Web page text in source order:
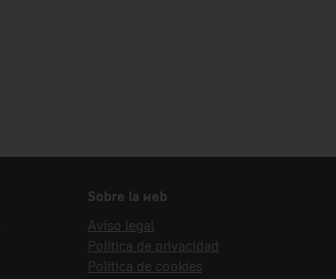
Sobre la web
Aviso legal
Política de privacidad
Política de cookies